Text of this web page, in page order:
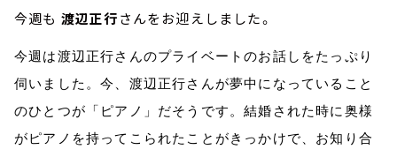
今週も 渡辺正行さんをお迎えしました。
今週は渡辺正行さんのプライベートのお話しをたっぷり
伺いました。今、渡辺正行さんが夢中になっていること
のひとつが「ピアノ」だそうです。結婚された時に奥様
がピアノを持ってこられたことがきっかけで、お知り合